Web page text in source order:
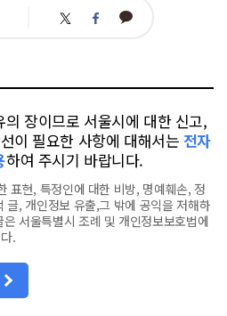
트 페 카
장이므로 서울시에 대한 신고,
이 필요한 사항에 대해서는 전자
하여 주시기 바랍니다.
표현, 특정인에 대한 비방, 명예훼손, 정
글, 개인정보 유출,그 밖에 공익을 저해하
서울특별시 조례 및 개인정보보호법에
.